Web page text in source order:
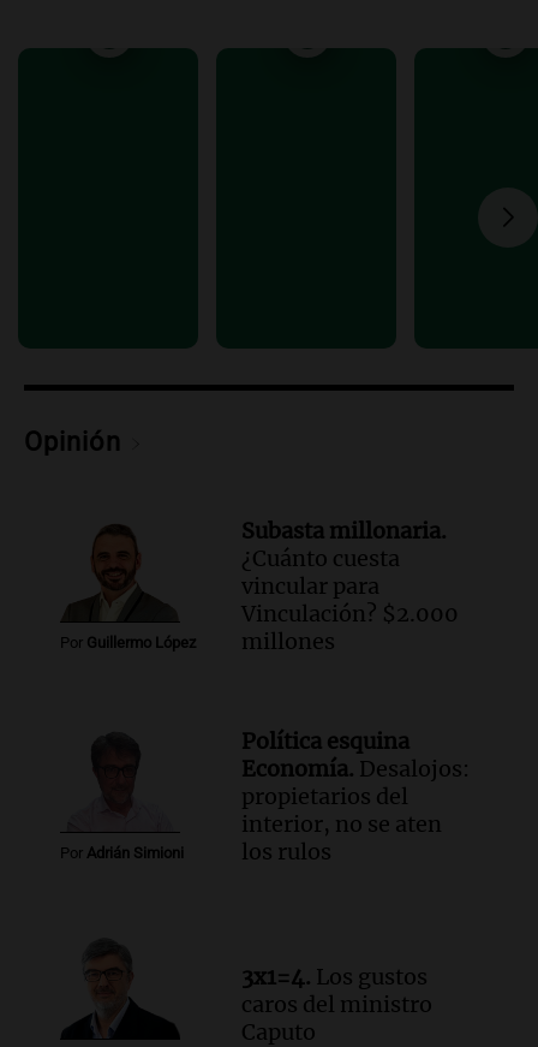
contra el tiempo: necesita un trasplante
cabra que llevaba ocho días atrapada en
Una mañana para todos
Audio.
Panorama Federal
Episodios
Opinión
Por Guillermo López
Subasta millonaria.
¿Cuánto cuesta
vincular para
Vinculación? $2.000
millones
Por Adrián Simioni
Política esquina
Economía. Desalojos:
propietarios del
interior, no se aten
los rulos
3x1=4. Los gustos
caros del ministro
Caputo